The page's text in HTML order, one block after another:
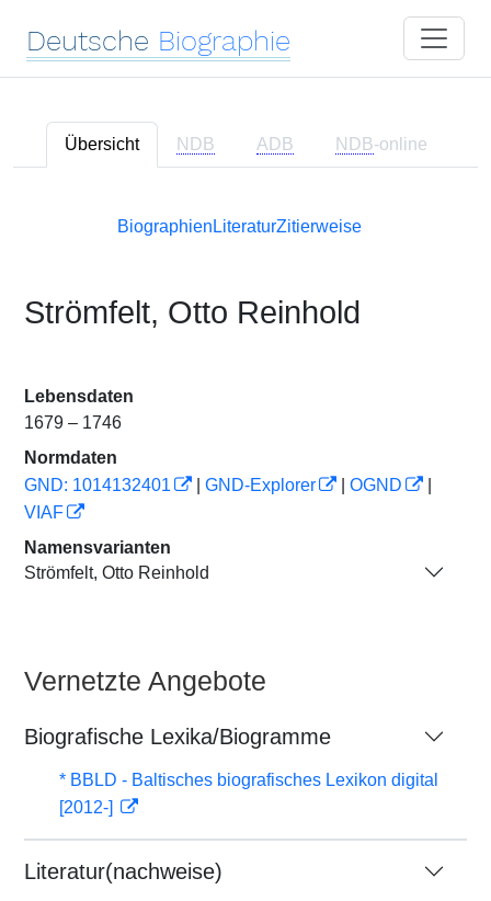
Deutsche Biographie
Übersicht NDB ADB NDB-online
Biographien LiteraturZitierweise
Strömfelt, Otto Reinhold
Lebensdaten
1679 – 1746
Normdaten
GND: 1014132401
GND-Explorer OGND
VIAF
Namensvarianten
Strömfelt, Otto Reinhold
Vernetzte Angebote
Biografische Lexika/Biogramme
* BBLD - Baltisches biografisches Lexikon digital
[2012-]
Literatur(nachweise)